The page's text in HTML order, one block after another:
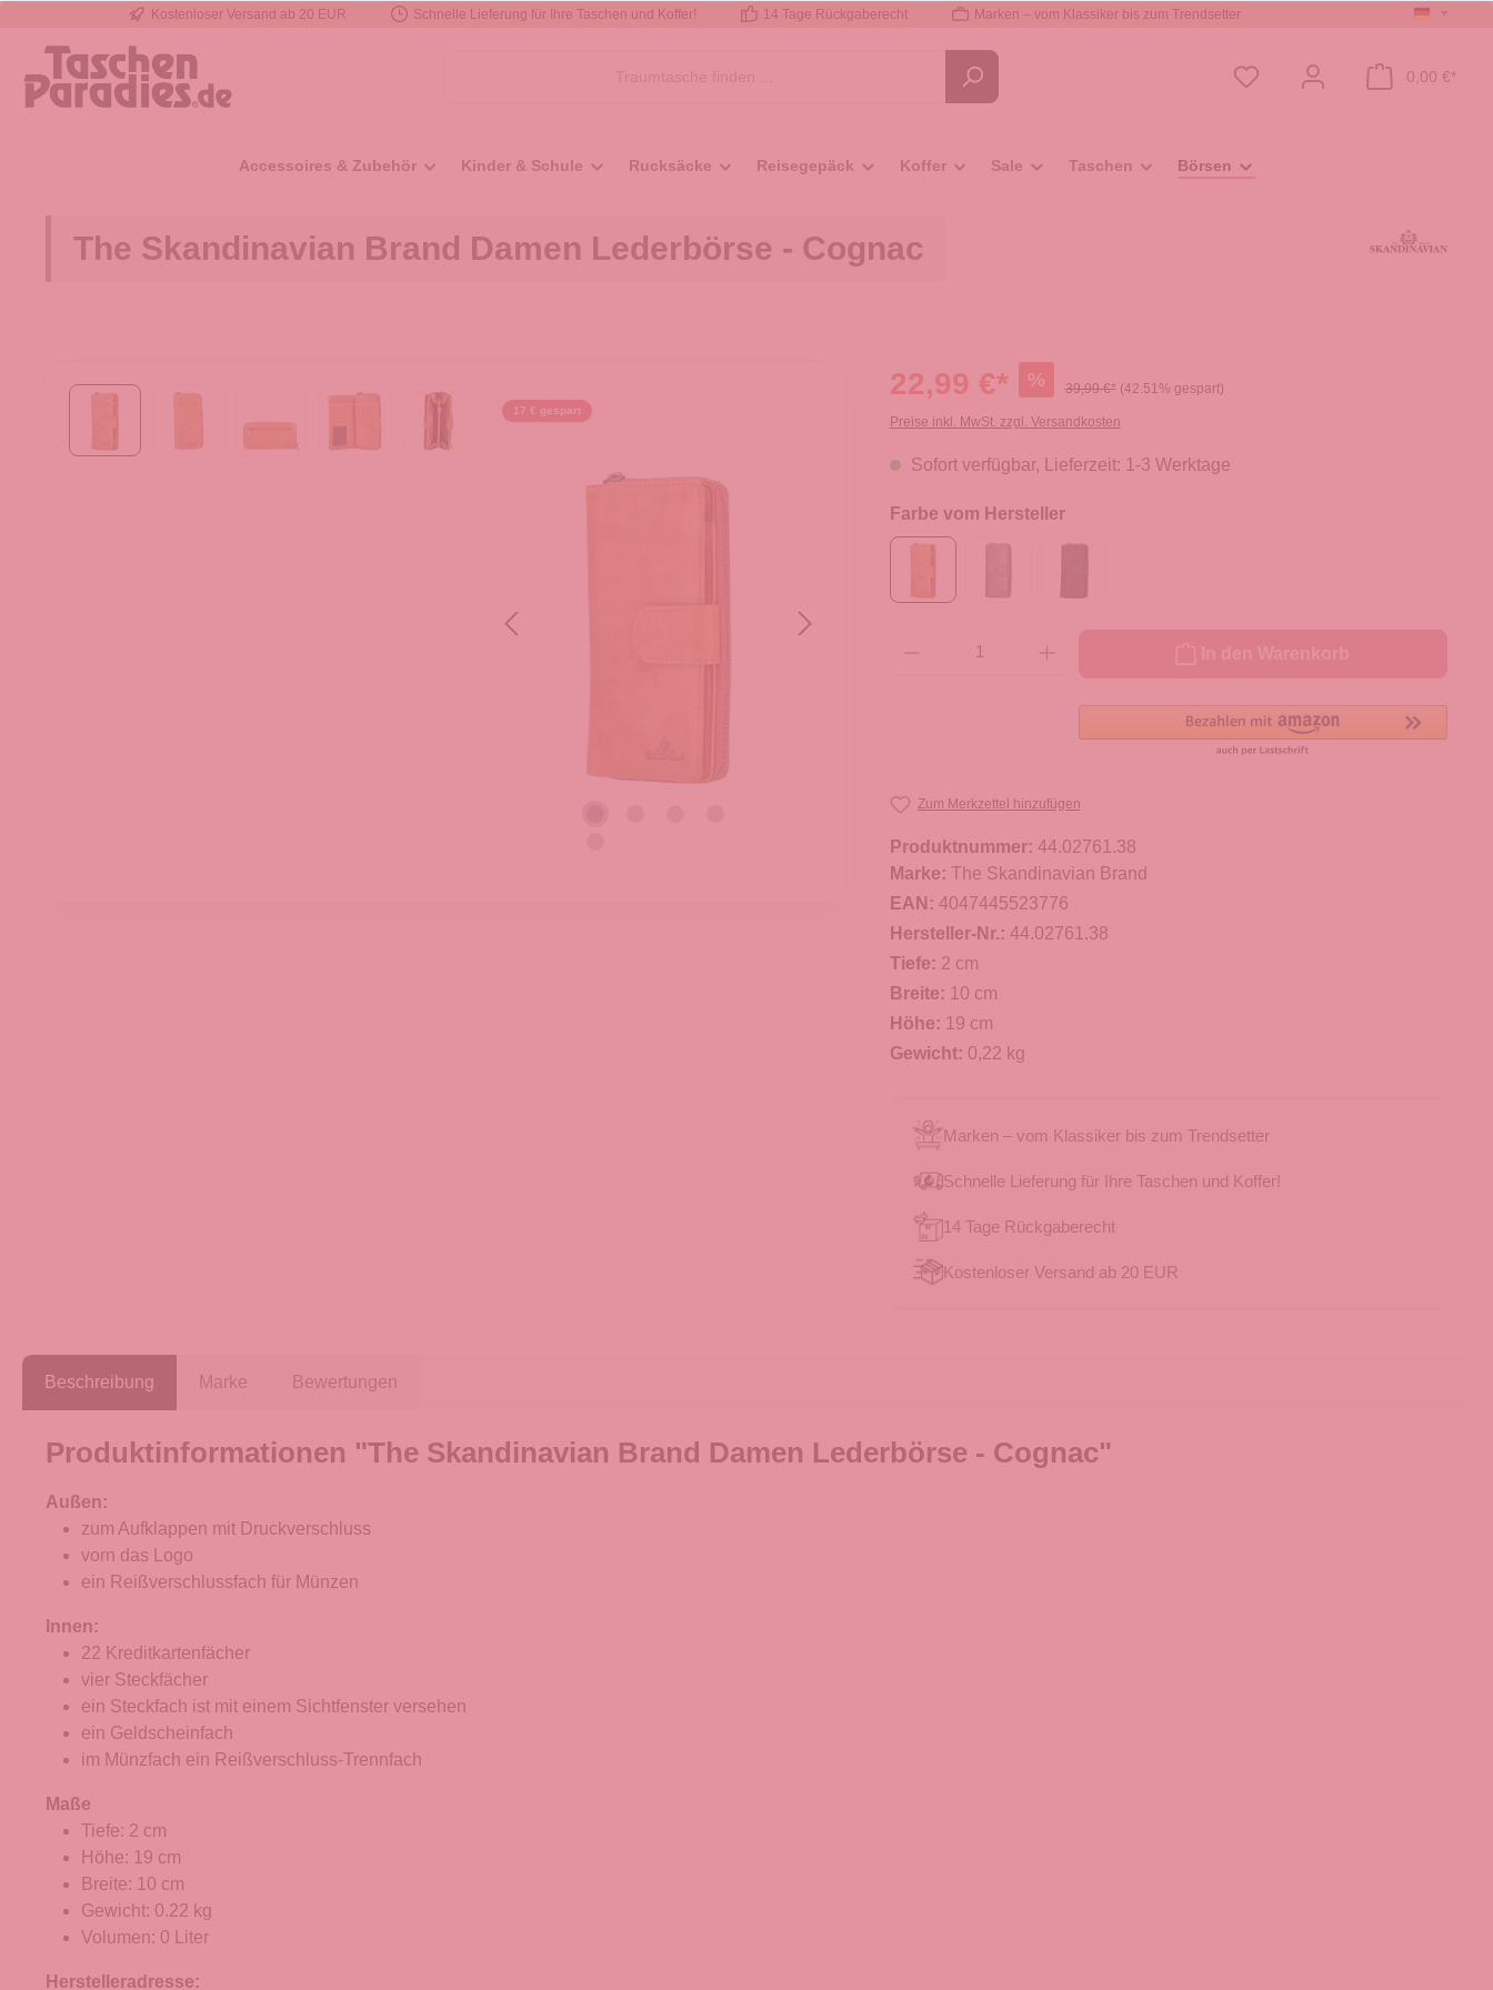
Zur Hauptnavigation springen
Kostenloser Versand ab 20 EUR Schnelle Lieferung für Ihre Taschen und Koffer! 14 Tage Rückgaberecht Marken – vom Klassiker bis zum Trendsetter
0,00 €*
Accessoires & Zubehör Kinder & Schule Rucksäcke Reisegepäck Koffer Sale Taschen Börsen
The Skandinavian Brand Damen Lederbörse - Cognac
17 € gespart
22,99 €* % 39,99 €* (42.51% gespart)
Preise inkl. MwSt. zzgl. Versandkosten
Sofort verfügbar, Lieferzeit: 1-3 Werktage
Farbe vom Hersteller
Zum Merkzettel hinzufügen
Produktnummer: 44.02761.38
Marke: The Skandinavian Brand
EAN: 4047445523776
Hersteller-Nr.: 44.02761.38
Tiefe: 2 cm
Breite: 10 cm
Höhe: 19 cm
Gewicht: 0,22 kg
Marken – vom Klassiker bis zum Trendsetter
Schnelle Lieferung für Ihre Taschen und Koffer!
14 Tage Rückgaberecht
Kostenloser Versand ab 20 EUR
Beschreibung Marke Bewertungen
Produktinformationen "The Skandinavian Brand Damen Lederbörse - Cognac"
Außen:
zum Aufklappen mit Druckverschluss
vorn das Logo
ein Reißverschlussfach für Münzen
Innen:
22 Kreditkartenfächer
vier Steckfächer
ein Steckfach ist mit einem Sichtfenster versehen
ein Geldscheinfach
im Münzfach ein Reißverschluss-Trennfach
Maße
Tiefe: 2 cm
Höhe: 19 cm
Breite: 10 cm
Gewicht: 0.22 kg
Volumen: 0 Liter
Herstelleradresse: